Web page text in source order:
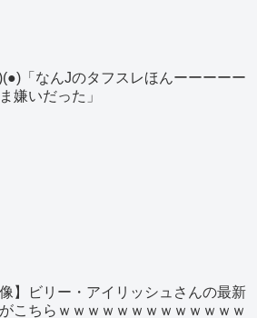
「なんJのタフスレほんーーーーー
嫌いだった」
像】ビリー・アイリッシュさんの最新
こちらｗｗｗｗｗｗｗｗｗｗｗｗｗ